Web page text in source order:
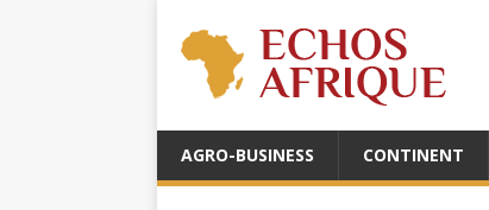
AGRO-BUSINESS CONTINENT